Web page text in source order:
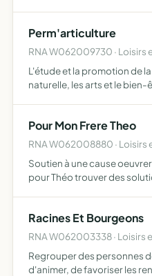
techniqu…
Perm'articulture
RNA W062009730 · Loisirs
L'étude et la promotion de
naturelle, les arts et le bien-
Pour Mon Frere Theo
RNA W062008880 · Loisirs
Soutien à une cause
pour Théo trouver des
Racines Et Bourgeons
RNA W062003338 · Loisirs
Regrouper des personnes
d'animer, de favoriser les